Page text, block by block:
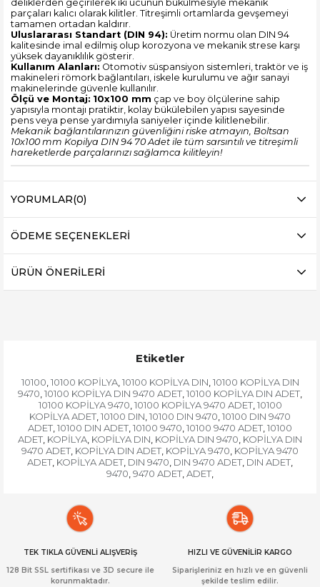
deliklerden geçirilerek iki ucunun bükülmesiyle mekanik
parçaları kalıcı olarak kilitler. Titreşimli ortamlarda gevşemeyi
tamamen ortadan kaldırır.
Uluslararası Standart (DIN 94): Üretim normu olan DIN 94
kalitesinde imal edilmiş olup korozyona ve mekanik strese karşı
yüksek dayanıklılık gösterir.
Kullanım Alanları: Otomotiv süspansiyon sistemleri, traktör ve iş
makineleri römork bağlantıları, iskele kurulumu ve ağır sanayi
makinelerinde güvenle kullanılır.
Ölçü ve Montaj: 10x100 mm çap ve boy ölçülerine sahip
yapısıyla montajı pratiktir, kolay bükülebilen yapısı sayesinde
pens veya pense yardımıyla saniyeler içinde kilitlenebilir.
Mekanik bağlantılarınızın güvenliğini riske atmayın, Boltsan
10x100 mm Kopilya DIN 94 70 Adet ile tüm sarsıntılı ve titreşimli
hareketlerde parçalarınızı sağlamca kilitleyin!
YORUMLAR(0)
ÖDEME SEÇENEKLERI
ÜRÜN ÖNERILERI
Etiketler
10100, 10100 KOPİLYA, 10100 KOPİLYA DIN, 10100 KOPİLYA DIN
9470, 10100 KOPİLYA DIN 9470 ADET, 10100 KOPİLYA DIN ADET,
10100 KOPİLYA 9470, 10100 KOPİLYA 9470 ADET, 10100
KOPİLYA ADET, 10100 DIN, 10100 DIN 9470, 10100 DIN 9470
ADET, 10100 DIN ADET, 10100 9470, 10100 9470 ADET, 10100
ADET, KOPİLYA, KOPİLYA DIN, KOPİLYA DIN 9470, KOPİLYA DIN
9470 ADET, KOPİLYA DIN ADET, KOPİLYA 9470, KOPİLYA 9470
ADET, KOPİLYA ADET, DIN 9470, DIN 9470 ADET, DIN ADET,
9470, 9470 ADET, ADET,
TEK TIKLA GÜVENLİ ALIŞVERİŞ
128 Bit SSL sertifikası ve 3D secure ile
korunmaktadır.
HIZLI VE GÜVENİLİR KARGO
Siparişleriniz en hızlı ve en güvenli
şekilde teslim edilir.